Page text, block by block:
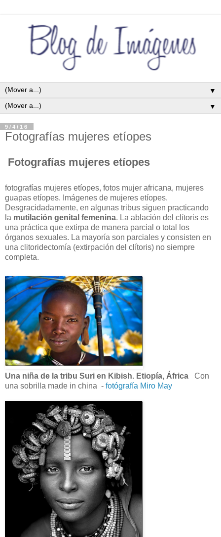
▼
▼
9/4/16
Fotografías mujeres etíopes
Fotografías mujeres etíopes
fotografías mujeres etíopes, fotos mujer africana, mujeres
guapas etíopes. Imágenes de mujeres etíopes.
Desgracidadamente, en algunas tribus siguen practicando
la mutilación genital femenina. La ablación del clítoris es
una práctica que extirpa de manera parcial o total los
órganos sexuales. La mayoría son parciales y consisten en
una clitoridectomía (extirpación del clítoris) no siempre
completa.
Una niña de la tribu Suri en Kibish. Etiopía, África Con
una sobrilla made in china - fotógrafía Miro May